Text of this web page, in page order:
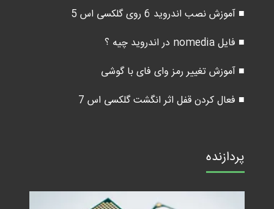
■ آموزش نصب اندروید 6 روی گلکسی اس 5
■ فایل nomedia در اندروید چیه ؟
■ آموزش تغییر رمز وای فای با گوشی
■ فعال کردن قفل اثر انگشت گلکسی اس 7
پردازنده